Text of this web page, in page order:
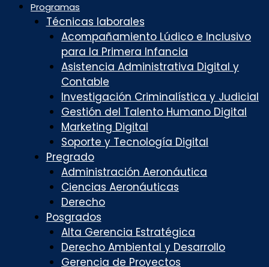
Programas
Técnicas laborales
Acompañamiento Lúdico e Inclusivo
para la Primera Infancia
Asistencia Administrativa Digital y
Contable
Investigación Criminalística y Judicial
Gestión del Talento Humano Digital
Marketing Digital
Soporte y Tecnología Digital
Pregrado
Administración Aeronáutica
Ciencias Aeronáuticas
Derecho
Posgrados
Alta Gerencia Estratégica
Derecho Ambiental y Desarrollo
Gerencia de Proyectos